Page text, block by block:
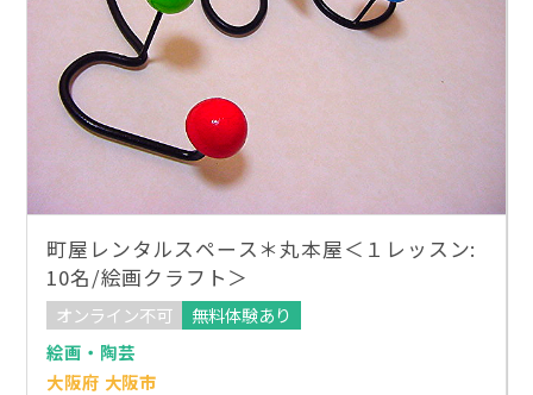
町屋レンタルスペース＊丸本屋＜１レッスン:
10名/絵画クラフト＞
オンライン不可
無料体験あり
絵画・陶芸
大阪府 大阪市